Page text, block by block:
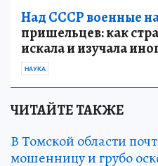
Над СССР военные
пришельцев: как
искала и изучала
НАУКА
ЧИТАЙТЕ ТАКЖЕ
В Томской области
мошенницу и грубо